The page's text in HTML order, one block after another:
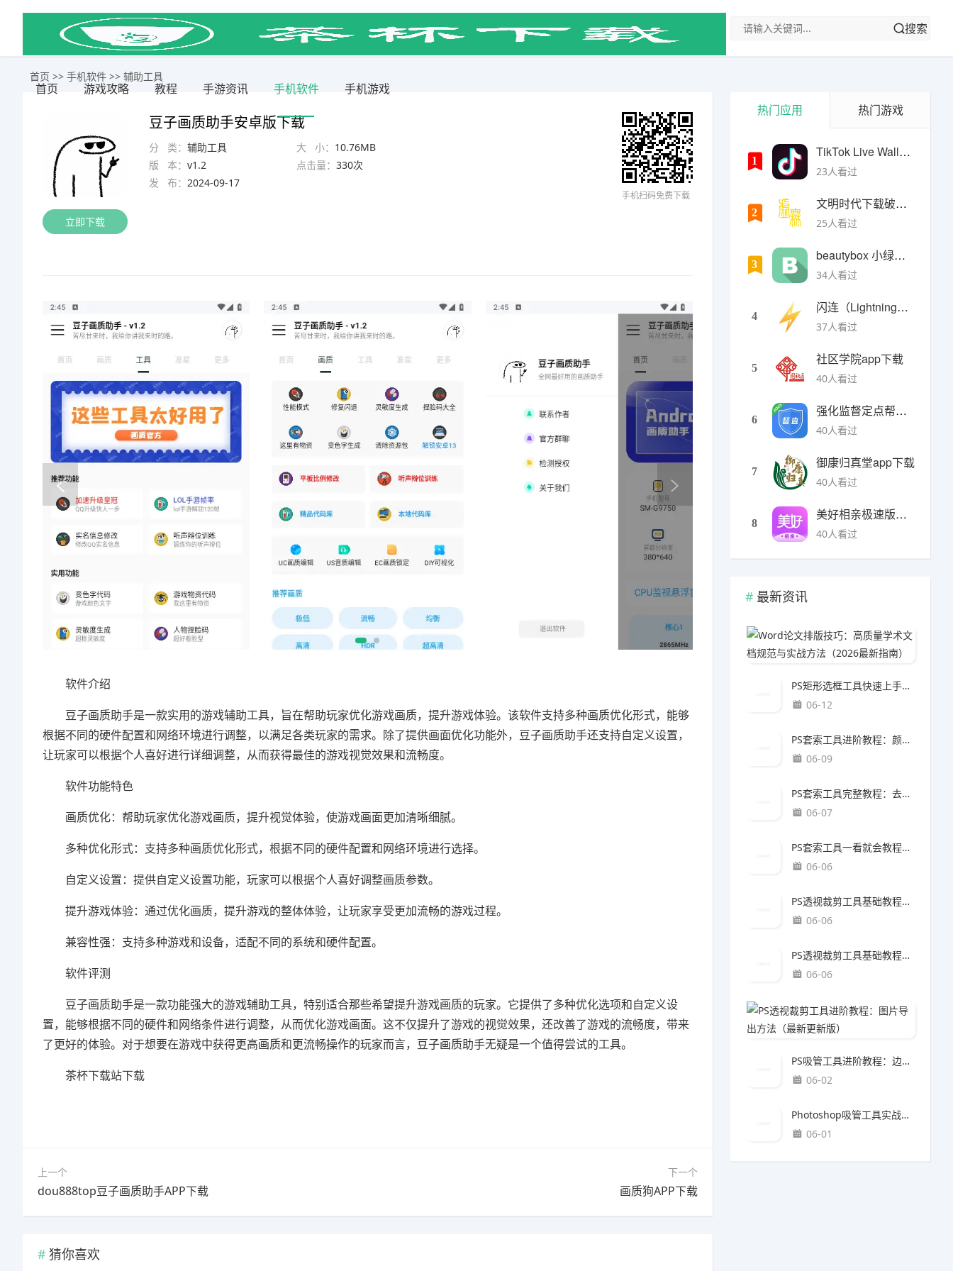
首页 游戏攻略 教程 手游资讯 手机软件 手机游戏
搜索
首页 >> 手机软件 >> 辅助工具
立即下载
豆子画质助手安卓版下载
分 类： 辅助工具 大 小： 10.76MB
版 本： v1.2 点击量： 330次
发 布： 2024-09-17
手机扫码免费下载
软件介绍
豆子画质助手是一款实用的游戏辅助工具，旨在帮助玩家优化游戏画质，提升游戏体验。该软件支持多种画质优化形式，能够
根据不同的硬件配置和网络环境进行调整，以满足各类玩家的需求。除了提供画面优化功能外，豆子画质助手还支持自定义设置，
让玩家可以根据个人喜好进行详细调整，从而获得最佳的游戏视觉效果和流畅度。
软件功能特色
画质优化：帮助玩家优化游戏画质，提升视觉体验，使游戏画面更加清晰细腻。
多种优化形式：支持多种画质优化形式，根据不同的硬件配置和网络环境进行选择。
自定义设置：提供自定义设置功能，玩家可以根据个人喜好调整画质参数。
提升游戏体验：通过优化画质，提升游戏的整体体验，让玩家享受更加流畅的游戏过程。
兼容性强：支持多种游戏和设备，适配不同的系统和硬件配置。
软件评测
豆子画质助手是一款功能强大的游戏辅助工具，特别适合那些希望提升游戏画质的玩家。它提供了多种优化选项和自定义设
置，能够根据不同的硬件和网络条件进行调整，从而优化游戏画面。这不仅提升了游戏的视觉效果，还改善了游戏的流畅度，带来
了更好的体验。对于想要在游戏中获得更高画质和更流畅操作的玩家而言，豆子画质助手无疑是一个值得尝试的工具。
茶杯下载站下载
上一个
dou888top豆子画质助手APP下载
下一个
画质狗APP下载
猜你喜欢
热门应用 热门游戏
1
TikTok Live Wallpaper
23人看过
2
文明时代下载破解版无限金币最新版
25人看过
3
beautybox 小绿盒正版最新免费下载
34人看过
4
闪连（LightningX）加速器app
37人看过
5
社区学院app下载
40人看过
6
强化监督定点帮扶下载
40人看过
7
御康归真堂app下载
40人看过
8
美好相亲极速版下载
40人看过
最新资讯
PS矩形选框工具快速上手教程：抠图方法（最新更新版）
06-12
PS套索工具进阶教程：颜色校正方法（最新更新版）
06-09
PS套索工具完整教程：去水印方法（最新更新版）
06-07
PS套索工具一看就会教程：图片导出方法（最新更新版）
06-06
PS透视裁剪工具基础教程：抠图方法（最新更新版）
06-06
PS透视裁剪工具基础教程：批量处理技巧（最新更新版）
06-06
PS吸管工具进阶教程：边缘优化方法（最新更新版）
06-02
Photoshop吸管工具实战教程：质感提升方法（最新更新版）
06-01